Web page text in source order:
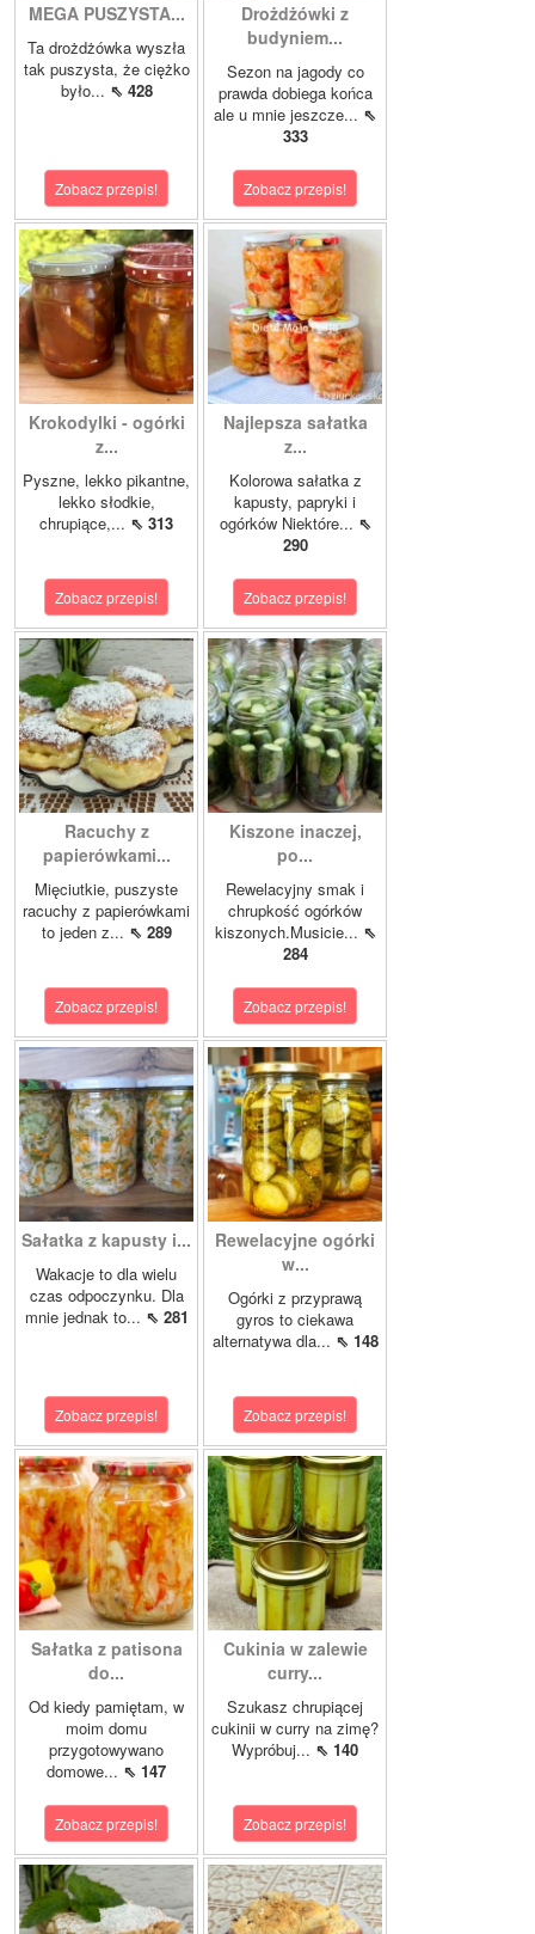
MEGA PUSZYSTA...
Ta drożdżówka wyszła
tak puszysta, że ciężko
było... ⇖ 428
Zobacz przepis!
Drożdżówki z
budyniem...
Sezon na jagody co
prawda dobiega końca
ale u mnie jeszcze... ⇖
333
Zobacz przepis!
Krokodylki - ogórki
z...
Pyszne, lekko pikantne,
lekko słodkie,
chrupiące,... ⇖ 313
Zobacz przepis!
Najlepsza sałatka
z...
Kolorowa sałatka z
kapusty, papryki i
ogórków Niektóre... ⇖
290
Zobacz przepis!
Racuchy z
papierówkami...
Mięciutkie, puszyste
racuchy z papierówkami
to jeden z... ⇖ 289
Zobacz przepis!
Kiszone inaczej,
po...
Rewelacyjny smak i
chrupkość ogórków
kiszonych.Musicie... ⇖
284
Zobacz przepis!
Sałatka z kapusty i...
Wakacje to dla wielu
czas odpoczynku. Dla
mnie jednak to... ⇖ 281
Zobacz przepis!
Rewelacyjne ogórki
w...
Ogórki z przyprawą
gyros to ciekawa
alternatywa dla... ⇖ 148
Zobacz przepis!
Sałatka z patisona
do...
Od kiedy pamiętam, w
moim domu
przygotowywano
domowe... ⇖ 147
Zobacz przepis!
Cukinia w zalewie
curry...
Szukasz chrupiącej
cukinii w curry na zimę?
Wypróbuj... ⇖ 140
Zobacz przepis!